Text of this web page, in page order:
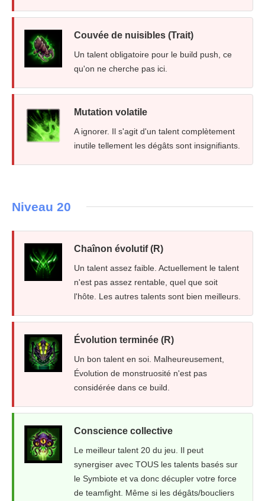
Couvée de nuisibles (Trait)
Un talent obligatoire pour le build push, ce
qu'on ne cherche pas ici.
Mutation volatile
A ignorer. Il s'agit d'un talent complètement
inutile tellement les dégâts sont insignifiants.
Niveau 20
Chaînon évolutif (R)
Un talent assez faible. Actuellement le talent
n'est pas assez rentable, quel que soit
l'hôte. Les autres talents sont bien meilleurs.
Évolution terminée (R)
Un bon talent en soi. Malheureusement,
Évolution de monstruosité n'est pas
considérée dans ce build.
Conscience collective
Le meilleur talent 20 du jeu. Il peut
synergiser avec TOUS les talents basés sur
le Symbiote et va donc décupler votre force
de teamfight. Même si les dégâts/boucliers